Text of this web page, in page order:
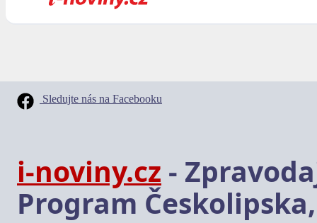
Sledujte nás na Facebooku
i-noviny.cz -
Program